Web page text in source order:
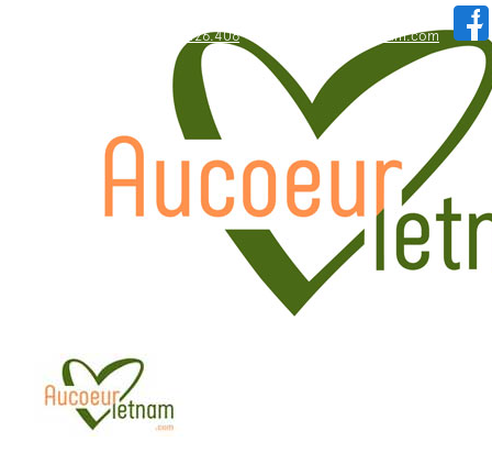
WhatsApp: +84.909.426.406 hallo@aucoeurvietnam.com